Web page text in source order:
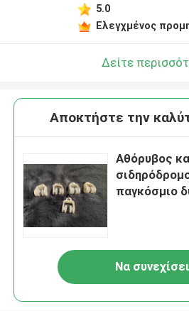
5.0
Ελεγχμένος
Δείτε
Αποκτήστε την
Αθόρυβος
παγκόσμιο
Να συνεχίσει